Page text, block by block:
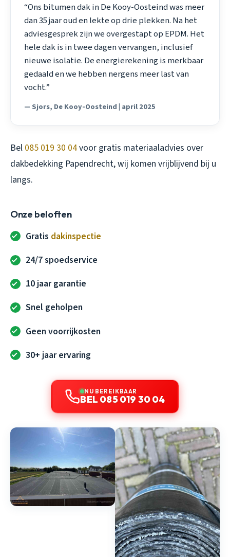
“Ons bitumen dak in De Kooy-Oosteind was meer
dan 35 jaar oud en lekte op drie plekken. Na het
adviesgesprek zijn we overgestapt op EPDM. Het
hele dak is in twee dagen vervangen, inclusief
nieuwe isolatie. De energierekening is merkbaar
gedaald en we hebben nergens meer last van
vocht.”
— Sjors, De Kooy-Oosteind | april 2025
Bel 085 019 30 04voor gratis materiaaladvies over
dakbedekking Papendrecht, wij komen vrijblijvend bij u
langs.
Onze beloften
Gratis dakinspectie
24/7 spoedservice
10 jaar garantie
Snel geholpen
Geen voorrijkosten
30+ jaar ervaring
NU BEREIKBAAR
BEL 085 019 30 04